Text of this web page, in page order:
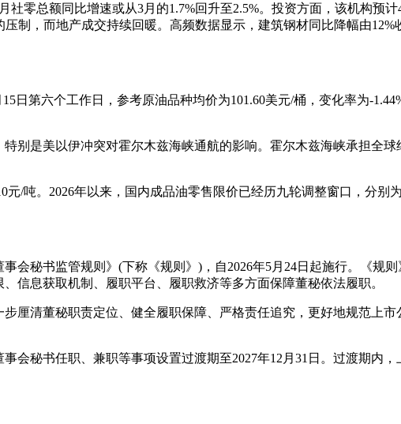
零总额同比增速或从3月的1.7%回升至2.5%。投资方面，该机构预
制，而地产成交持续回暖。高频数据显示，建筑钢材同比降幅由12%
日第六个工作日，参考原油品种均价为101.60美元/桶，变化率为-
别是美以伊冲突对霍尔木兹海峡通航的影响。霍尔木兹海峡承担全
/吨。2026年以来，国内成品油零售限价已经历九轮调整窗口，分别
会秘书监管规则》(下称《规则》)，自2026年5月24日起施行。《规
信息获取机制、履职平台、履职救济等多方面保障董秘依法履职。
厘清董秘职责定位、健全履职保障、严格责任追究，更好地规范上
会秘书任职、兼职等事项设置过渡期至2027年12月31日。过渡期内